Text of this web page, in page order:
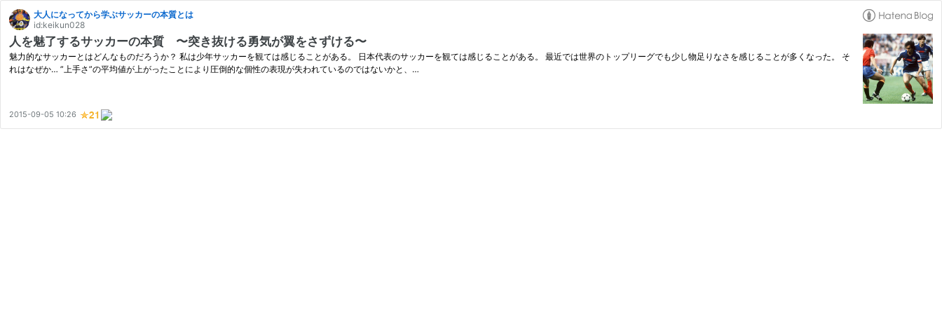
大人になってから学ぶサッカーの本質とは
id:keikun028
人を魅了するサッカーの本質 〜突き抜ける勇気が翼をさずける〜
魅力的なサッカーとはどんなものだろうか？ 私は少年サッカーを観ては感じることがある。 日本代表のサッカーを観ては感じることがある。 最近では世界のトップリーグでも少し物足りなさを感じることが多くなった。 そ
れはなぜか… ”上手さ”の平均値が上がったことにより圧倒的な個性の表現が失われているのではないかと、…
2015-09-05 10:26